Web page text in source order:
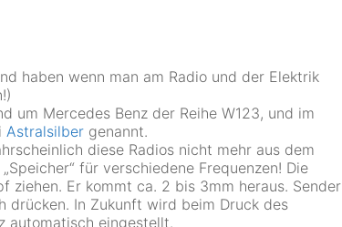
haben wenn man am Radio und der Elektrik
um Mercedes Benz der Reihe W123, und im
Astralsilber genannt.
diese Radios nicht mehr aus dem
für verschiedene Frequenzen! Die
ziehen. Er kommt ca. 2 bis 3mm heraus. Sender
drücken. In Zukunft wird beim Druck des
automatisch eingestellt.